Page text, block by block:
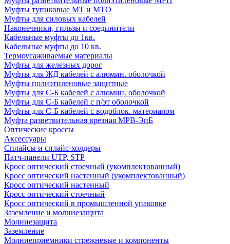
Муфты тупиковые МТ и МТО
Муфты для силовых кабелей
Наконечники, гильзы и соединители
Кабельные муфты до 1кв.
Кабельные муфты до 10 кв.
Термоусаживаемые материалы
Муфты для железных дорог
Муфты для ЖД кабелей с алюмин. оболочкой
Муфты полиэтиленовые защитные
Муфты для С-Б кабелей с алюмин. оболочкой
Муфты для С-Б кабелей с п/эт оболочкой
Муфты для С-Б кабелей с водоблок. материалом
Муфта разветвительная врезная МРВ-ЭпБ
Оптические кроссы
Аксессуары
Сплайсы и сплайс-холдеры
Патч-панели UTP, STP
Кросс оптический стоечный (укомплектованный)
Кросс оптический настенный (укомплектованный)
Кросс оптический настенный
Кросс оптический стоечный
Кросс оптический в промышленной упаковке
Заземление и молниезащита
Молниезащита
Заземление
Молниеприемники стрежневые и компоненты